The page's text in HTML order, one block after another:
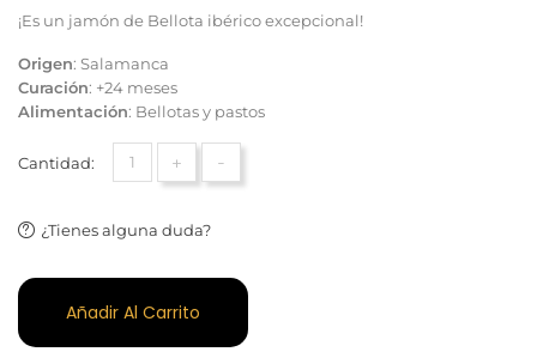
¡Es un jamón de Bellota ibérico excepcional!
Origen: Salamanca
Curación: +24 meses
Alimentación: Bellotas y pastos
Cantidad: + -
¿Tienes alguna duda?
Añadir Al Carrito